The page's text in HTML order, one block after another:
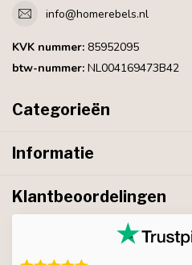
info@homerebels.nl
KVK nummer: 85952095
btw-nummer: NL004169473B42
Categorieën
Informatie
Klantbeoordelingen